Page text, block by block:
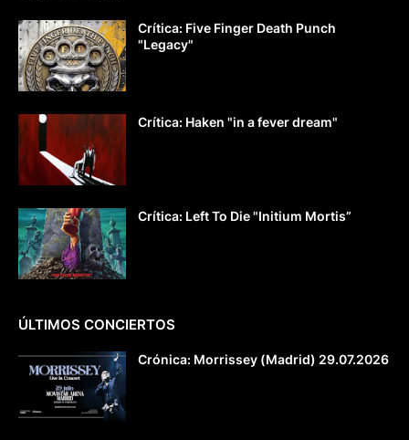
Crítica: Five Finger Death Punch
"Legacy"
Crítica: Haken "in a fever dream"
Crítica: Left To Die "Initium Mortis”
ÚLTIMOS CONCIERTOS
Crónica: Morrissey (Madrid) 29.07.2026